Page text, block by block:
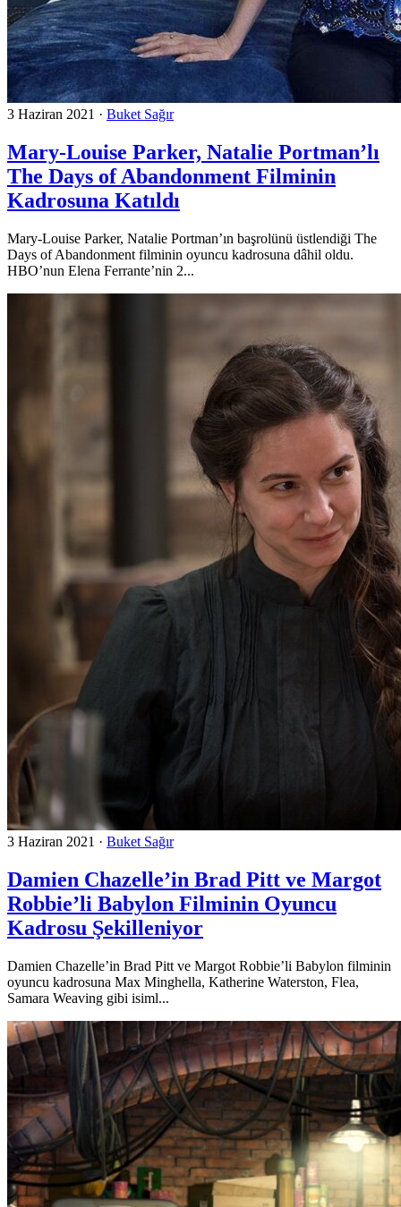
3 Haziran 2021 · Buket Sağır
Mary-Louise Parker, Natalie Portman’lı
The Days of Abandonment Filminin
Kadrosuna Katıldı
Mary-Louise Parker, Natalie Portman’ın başrolünü üstlendiği The
Days of Abandonment filminin oyuncu kadrosuna dâhil oldu.
HBO’nun Elena Ferrante’nin 2...
3 Haziran 2021 · Buket Sağır
Damien Chazelle’in Brad Pitt ve Margot
Robbie’li Babylon Filminin Oyuncu
Kadrosu Şekilleniyor
Damien Chazelle’in Brad Pitt ve Margot Robbie’li Babylon filminin
oyuncu kadrosuna Max Minghella, Katherine Waterston, Flea,
Samara Weaving gibi isiml...